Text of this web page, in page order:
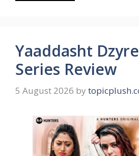
Yaaddasht
Series Review
5 August 2026 by